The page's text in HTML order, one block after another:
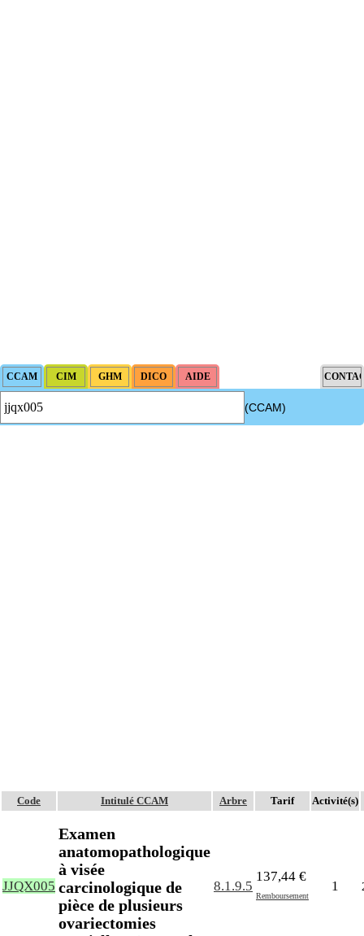
(CCAM)
Code Intitulé CCAM Arbre Tarif Activité(s)
JJQX005
Examen
anatomopathologique
à visée
carcinologique de
pièce de plusieurs
ovariectomies
8.1.9.5
137,44 €
Remboursement
1